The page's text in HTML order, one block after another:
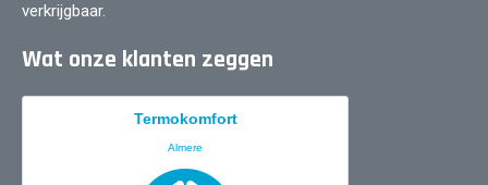
verkrijgbaar.
Wat onze klanten zeggen
Termokomfort
Almere